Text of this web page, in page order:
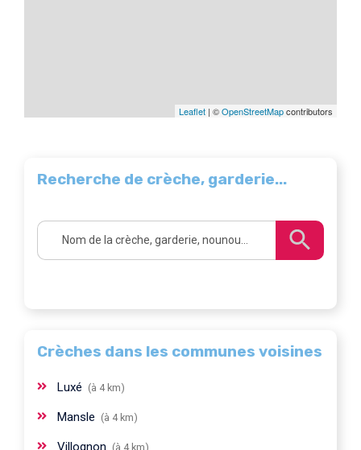
Leaflet | ©OpenStreetMapcontributors
Recherche de crèche, garderie...
Crèches dans les communes voisines
Luxé (à 4 km)
Mansle (à 4 km)
Villognon (à 4 km)